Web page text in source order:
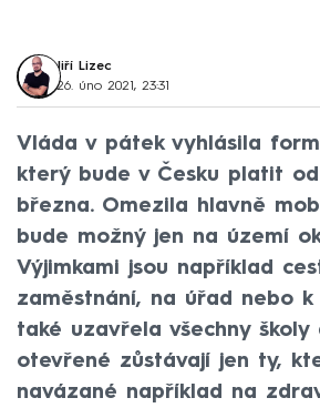
Jiří Lizec
26. úno 2021, 23:31
Vláda v pátek vyhlásila
který bude v Česku platit od
března. Omezila hlavně
bude možný jen na území
Výjimkami jsou například
zaměstnání, na úřad nebo k
také uzavřela všechny školy
otevřené zůstávají jen ty,
navázané například na